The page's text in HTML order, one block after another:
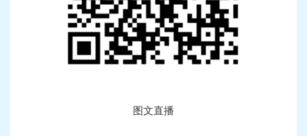
图文直播